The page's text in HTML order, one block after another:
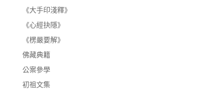
《大手印淺釋》
《心經抉隱》
《楞嚴要解》
佛藏典籍
公案參學
初祖文集